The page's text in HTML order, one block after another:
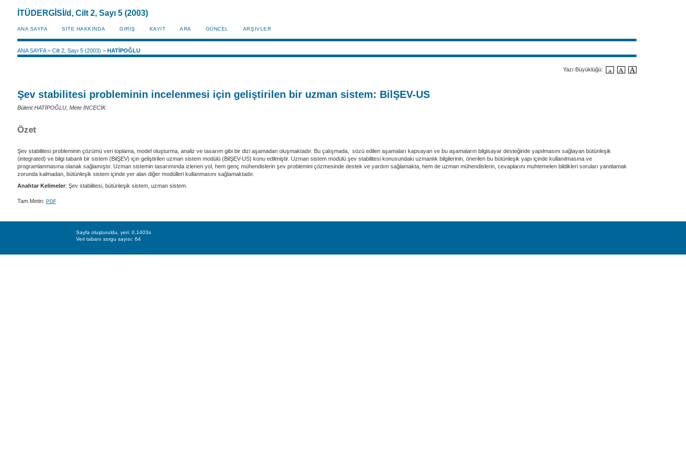
İTÜDERGİSİ/d, Cilt 2, Sayı 5 (2003)
ANA SAYFA SİTE HAKKINDA GIRIŞ KAYIT ARA GÜNCEL ARŞIVLER
ANA SAYFA> Cilt 2, Sayı 5 (2003) > HATİPOĞLU
Yazı Büyüklüğü:
Şev stabilitesi probleminin incelenmesi için geliştirilen bir uzman sistem: BilŞEV-US
Bülent HATİPOĞLU, Mete İNCECİK
Özet
Şev stabilitesi probleminin çözümü veri toplama, model oluşturma, analiz ve tasarım gibi bir dizi aşamadan oluşmaktadır. Bu çalışmada, sözü edilen aşamaları kapsayan ve bu aşamaların bilgisayar desteğinde yapılmasını sağlayan bütünleşik
(integrated) ve bilgi tabanlı bir sistem (BilŞEV) için geliştirilen uzman sistem modülü (BilŞEV-US) konu edilmiştir. Uzman sistem modülü şev stabilitesi konusundaki uzmanlık bilgilerinin, önerilen bu bütünleşik yapı içinde kullanılmasına ve
programlanmasına olanak sağlamıştır. Uzman sistemin tasarımında izlenen yol, hem genç mühendislerin şev problemini çözmesinde destek ve yardım sağlamakta, hem de uzman mühendislerin, cevaplarını muhtemelen bildikleri soruları yanıtlamak
zorunda kalmadan, bütünleşik sistem içinde yer alan diğer modülleri kullanmasını sağlamaktadır.
Anahtar Kelimeler: Şev stabilitesi, bütünleşik sistem, uzman sistem.
Tam Metin: PDF
Sayfa oluşturuldu, yeri: 0.1403s
Veri tabanı sorgu sayısı: 64